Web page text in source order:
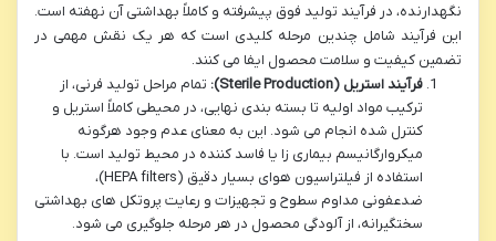
نگهدارنده، در فرآیند تولید فوق پیشرفته و کاملاً بهداشتی آن نهفته است.
این فرآیند شامل چندین مرحله کلیدی است که هر یک نقش مهمی در
تضمین کیفیت و سلامت محصول ایفا می کنند.
فرآیند استریل (Sterile Production):
تمام مراحل تولید فرنی، از
ترکیب مواد اولیه تا بسته بندی نهایی، در محیطی کاملاً استریل و
کنترل شده انجام می شود. این به معنای عدم وجود هرگونه
میکروارگانیسم بیماری زا یا فاسد کننده در محیط تولید است. با
استفاده از فیلتراسیون هوای بسیار دقیق (HEPA filters)،
ضدعفونی مداوم سطوح و تجهیزات و رعایت پروتکل های بهداشتی
سختگیرانه، از آلودگی محصول در هر مرحله جلوگیری می شود.